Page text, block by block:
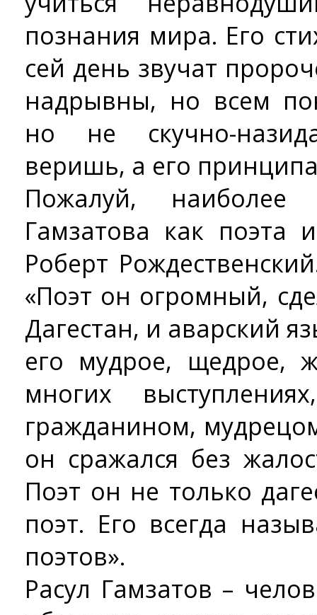
познания мира. Его
сей день звучат
надрывны, но всем
но не скучно-
веришь, а его
Пожалуй,
Гамзатова как поэта
Роберт
«Поэт он огромный,
Дагестан, и аварский
его мудрое, щедрое,
многих
гражданином,
он сражался без
Поэт он не только
поэт. Его всегда
поэтов».
Расул Гамзатов –